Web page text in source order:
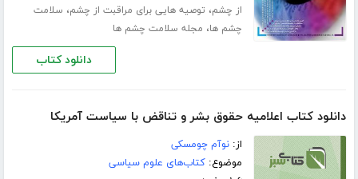
از چشم، توصیه هایی برای مراقبت از چشم، سلامت
چشم ها، مجله سلامت چشم ها
دانلود کتاب
دانلود کتاب اعلامیه حقوق بشر و تناقض با سیاست آمریکا
از:نوآم چومسکی
موضوع:کتاب‌های علوم سیاسی